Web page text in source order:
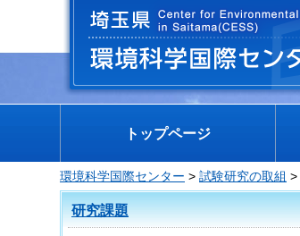
埼玉県 環境科学国際センター
トップページ
環境科学国際センター > 試験研究の取組 >
研究課題